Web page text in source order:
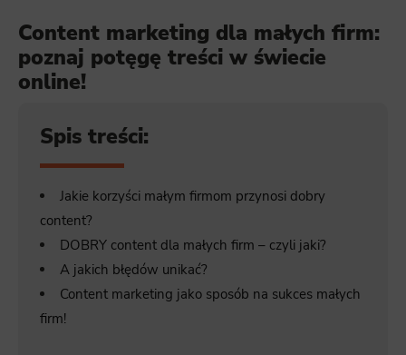
Content marketing dla małych firm:
poznaj potęgę treści w świecie
online!
Spis treści:
Jakie korzyści małym firmom przynosi dobry
content?
DOBRY content dla małych firm – czyli jaki?
A jakich błędów unikać?
Content marketing jako sposób na sukces małych
firm!